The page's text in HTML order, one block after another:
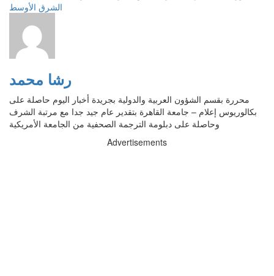
الشرق الأوسط
رشا محمد
محررة بقسم الشؤون العربية والدولية بجريدة أخبار اليوم حاصلة على
بكالوريوس إعلام – جامعة القاهرة بتقدير عام جيد جدا مع مرتبة الشرف
وحاصلة على دبلومة الترجمة الصحفية من الجامعة الأمريكية
Advertisements